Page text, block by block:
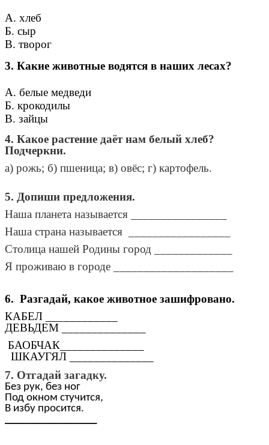
А. хлеб
Б. сыр
В. творог
3. Какие животные водятся в наших лесах?
А. белые медведи
Б. крокодилы
В. зайцы
4. Какое растение даёт нам белый хлеб?
Подчеркни.
а) рожь; б) пшеница; в) овёс; г) картофель.
5. Допиши предложения.
Наша планета называется ________________
Наша страна называется _________________
Столица нашей Родины город _____________
Я проживаю в городе ____________________
6. Разгадай, какое животное зашифровано.
КАБЕЛ
ДЕВЬДЕМ
БАОБЧАК______________
ШКАУГЯЛ
7. Отгадай загадку.
Без рук, без ног
Под окном стучится,
В избу просится.